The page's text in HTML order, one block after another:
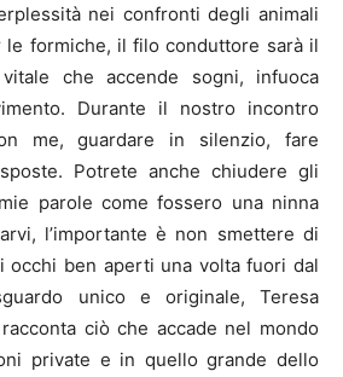
nei confronti degli animali
le formiche, il filo conduttore sarà il
che accende sogni, infuoca
Durante il nostro incontro
me, guardare in silenzio, fare
Potrete anche chiudere gli
parole come fossero una ninna
l’importante è non smettere di
occhi ben aperti una volta fuori dal
unico e originale, Teresa
ciò che accade nel mondo
private e in quello grande dello